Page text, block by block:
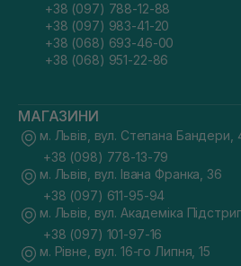
+38 (097) 788-12-88
+38 (097) 983-41-20
+38 (068) 693-46-00
+38 (068) 951-22-86
МАГАЗИНИ
м. Львів, вул. Степана Бандери,
+38 (098) 778-13-79
м. Львів, вул. Івана Франка, 36
+38 (097) 611-95-94
м. Львів, вул. Академіка
+38 (097) 101-97-16
м. Рівне, вул. 16-го Липня, 15